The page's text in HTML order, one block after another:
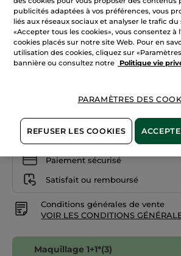
avis
sur
Rouge
Gloss
Orange
Quantité
AJOUTER AU
12/08
Paiement sécurisé
Satisfait ou remboursé
Conditions générales de vente
VOIR LES CONDITIONS
Maquillage 1+1*(3)
publicités adaptées à vos préférences, vous
liés aux réseaux sociaux et analyser le trafic
«Accepter tous les cookies», vous consentez
cookies placés sur notre site Web. Pour en
utilisation des cookies, cliquez sur
bannière ou consultez notre
Politique vie
PARAMÈTRES DES
REFUSER LES COOKIES